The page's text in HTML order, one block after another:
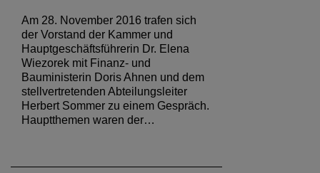
Am 28. November 2016 trafen sich
der Vorstand der Kammer und
Hauptgeschäftsführerin Dr. Elena
Wiezorek mit Finanz- und
Bauministerin Doris Ahnen und dem
stellvertretenden Abteilungsleiter
Herbert Sommer zu einem Gespräch.
Hauptthemen waren der…